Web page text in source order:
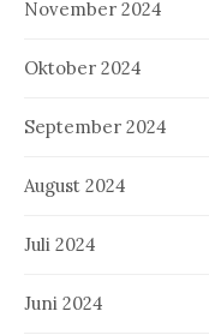
November 2024
Oktober 2024
September 2024
August 2024
Juli 2024
Juni 2024